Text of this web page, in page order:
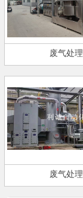
废气处理
废气处理